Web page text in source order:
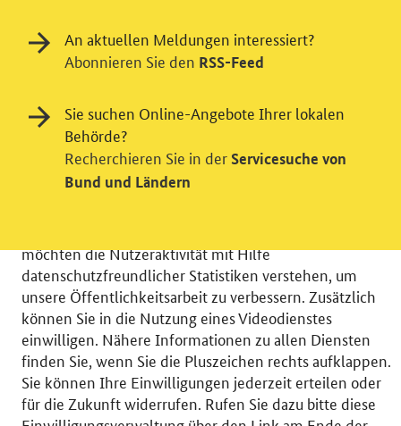
© 2026 Bundesministerium für Wirtschaft und Energie
RSS
Benutzerhinweise
Inhaltsverzeichnis
Impressum
Barrierefreiheit
Datenschutz
Einwilligungsverwaltung
Einwilligung in Tracking und / oder
Videodienst
möchten die Nutzeraktivität mit Hilfe
datenschutzfreundlicher Statistiken verstehen, um
unsere Öffentlichkeitsarbeit zu verbessern. Zusätzlich
können Sie in die Nutzung eines Videodienstes
einwilligen. Nähere Informationen zu allen Diensten
finden Sie, wenn Sie die Pluszeichen rechts aufklappen.
Sie können Ihre Einwilligungen jederzeit erteilen oder
für die Zukunft widerrufen. Rufen Sie dazu bitte diese
An aktuellen Meldungen interessiert?
Abonnieren Sie den RSS-Feed
Sie suchen Online-Angebote Ihrer lokalen
Behörde?
Recherchieren Sie in der Servicesuche von
Bund und Ländern